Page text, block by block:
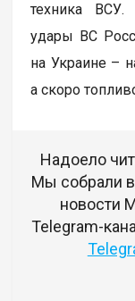
техника
удары ВС
на Украине –
а скоро
Надоело
Мы собрали
новости
Telegram-